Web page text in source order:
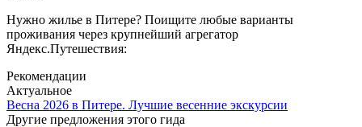
Нужно жилье в Питере? Поищите любые варианты
проживания через крупнейший агрегатор
Яндекс.Путешествия:
Рекомендации
Актуальное
Весна 2026 в Питере. Лучшие весенние экскурсии
Другие предложения этого гида